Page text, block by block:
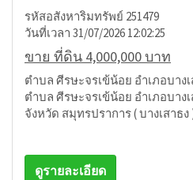
รหัสอสังหาริมทรัพย์ 251479
วันที่เวลา 31/07/2026 12:02:25
ขาย ที่ดิน 4,000,000 บาท
ตำบล ศีรษะจรเข้น้อย อำเภอบาง
ตำบล ศีรษะจรเข้น้อย อำเภอบาง
จังหวัด สมุทรปราการ ( บางเสาธง
ดูรายละเอียด